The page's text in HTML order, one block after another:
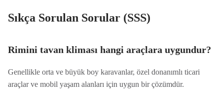
Sıkça Sorulan Sorular (SSS)
Rimini tavan kliması hangi araçlara uygundur?
Genellikle orta ve büyük boy karavanlar, özel donanımlı ticari
araçlar ve mobil yaşam alanları için uygun bir çözümdür.